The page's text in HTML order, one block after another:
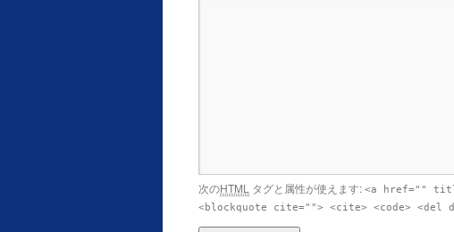
次のHTML タグと属性が使えます: <a href=""
<blockquote cite=""> <cite> <code> <del